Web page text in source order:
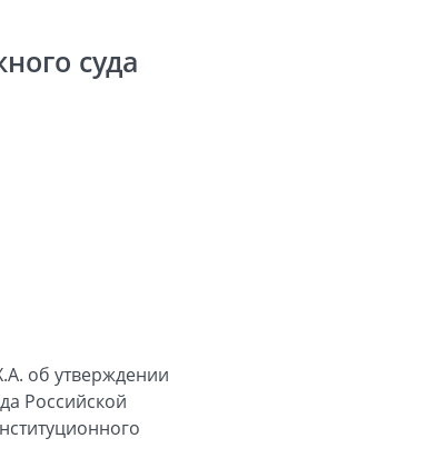
суда
об утверждении
Российской